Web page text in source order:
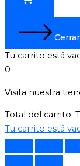
Tu carrito está
0
Visita nuestra
Total del carrito:
Tu carrito está